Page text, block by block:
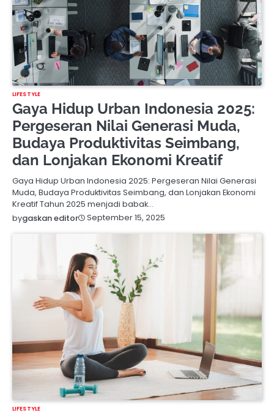
LIFESTYLE
Gaya Hidup Urban Indonesia 2025:
Pergeseran Nilai Generasi Muda,
Budaya Produktivitas Seimbang,
dan Lonjakan Ekonomi Kreatif
Gaya Hidup Urban Indonesia 2025: Pergeseran Nilai Generasi
Muda, Budaya Produktivitas Seimbang, dan Lonjakan Ekonomi
Kreatif Tahun 2025 menjadi babak…
bygaskan editor September 15, 2025
LIFESTYLE